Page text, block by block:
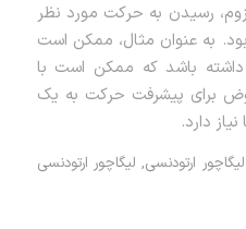
رسیدن به حرکت مورد نظر
به عنوان مثال، ممکن است
باشد که ممکن است با
برای پیشرفت حرکت به یک
دارد.
لیگاچور ارتودنسی, لیگاچور ارتودنسی